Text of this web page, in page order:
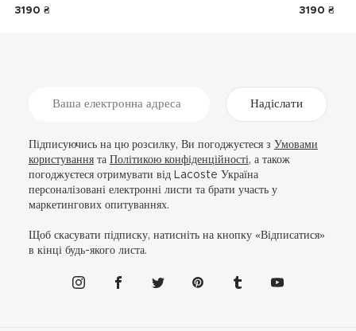
3190 ₴ 3190 ₴
Надіслати
Підписуючись на цю розсилку, Ви погоджуєтеся з Умовами
користуваннята Політикою конфіденційності, а також
погоджуєтеся отримувати від Lacoste Україна
персоналізовані електронні листи та брати участь у
маркетингових опитуваннях.
Щоб скасувати підписку, натисніть на кнопку «Відписатися»
в кінці будь-якого листа.